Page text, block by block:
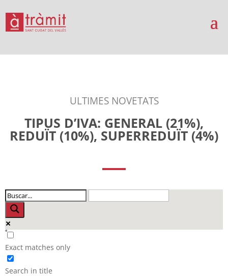
ULTIMES NOVETATS
TIPUS D’IVA: GENERAL (21%),
REDUÏT (10%), SUPERREDUÏT (4%)
Exact matches only
Search in title